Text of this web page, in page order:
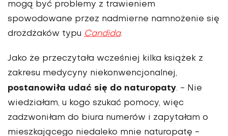
mogą być problemy z trawieniem
spowodowane przez nadmierne namnożenie się
drożdżaków typu Candida.
Jako że przeczytała wcześniej kilka książek z
zakresu medycyny niekonwencjonalnej,
postanowiła udać się do naturopaty. - Nie
wiedziałam, u kogo szukać pomocy, więc
zadzwoniłam do biura numerów i zapytałam o
mieszkającego niedaleko mnie naturopatę -